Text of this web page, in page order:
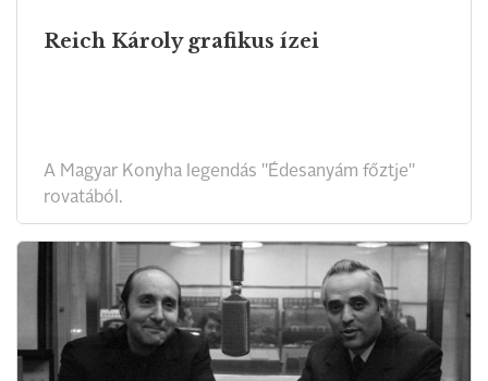
Reich Károly grafikus ízei
A Magyar Konyha legendás "Édesanyám főztje"
rovatából.